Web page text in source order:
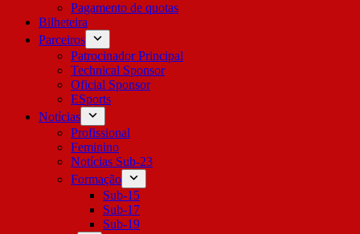
Pagamento de quotas
Bilheteira
Parceiros
Patrocinador Principal
Technical Sponsor
Oficial Sponsor
ESports
Notícias
Profissional
Feminino
Notícias Sub-23
Formação
Sub-15
Sub-17
Sub-19